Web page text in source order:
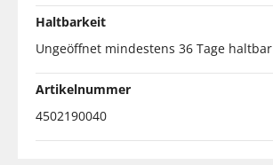
Haltbarkeit
Ungeöffnet mindestens 36 Tage haltbar
Artikelnummer
4502190040